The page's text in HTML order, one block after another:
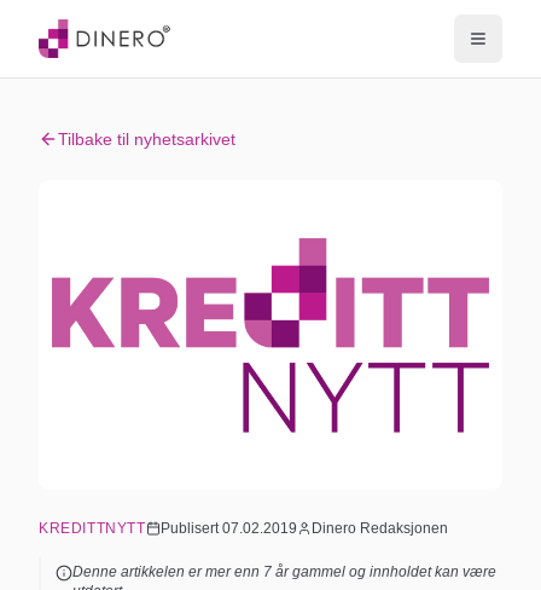
Tilbake til nyhetsarkivet
KREDITTNYTT Publisert07.02.2019 Dinero Redaksjonen
Denne artikkelen er mer enn 7 år gammel og innholdet kan være